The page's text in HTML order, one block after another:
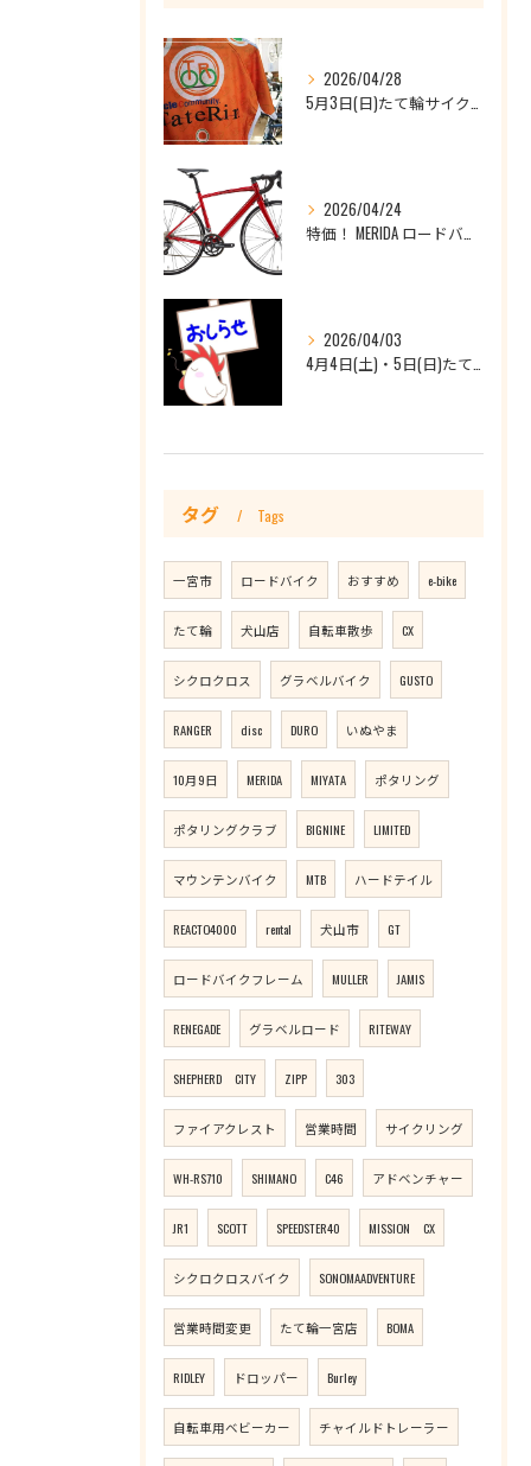
2026/04/28
5月3日(日)たて輪サイクリング開催日です♪🔰初心者大歓迎、他店購入車もOKです
2026/04/24
特価！ MERIDA ロードバイク RIDE80 ¥126,500(税込)を￥88,550（税込）
2026/04/03
4月4日(土)・5日(日)たて輪一宮店休業のお知らせ
タグ Tags
一宮市 ロードバイク おすすめ e-bike
たて輪 犬山店 自転車散歩 CX
シクロクロス グラベルバイク GUSTO
RANGER disc DURO いぬやま
10月9日 MERIDA MIYATA ポタリング
ポタリングクラブ BIGNINE LIMITED
マウンテンバイク MTB ハードテイル
REACTO4000 rental 犬山市 GT
ロードバイクフレーム MULLER JAMIS
RENEGADE グラベルロード RITEWAY
SHEPHERD CITY ZIPP 303
ファイアクレスト 営業時間 サイクリング
WH-RS710 SHIMANO C46 アドベンチャー
JR1 SCOTT SPEEDSTER40 MISSION CX
シクロクロスバイク SONOMAADVENTURE
営業時間変更 たて輪一宮店 BOMA
RIDLEY ドロッパー Burley
自転車用ベビーカー チャイルドトレーラー